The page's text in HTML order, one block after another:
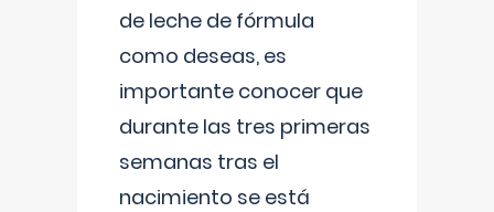
de leche de fórmula
como deseas, es
importante conocer que
durante las tres primeras
semanas tras el
nacimiento se está